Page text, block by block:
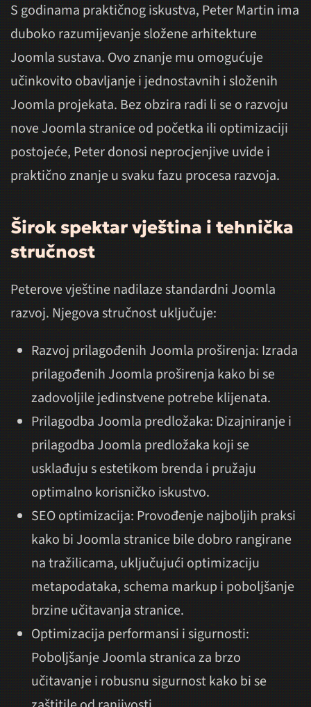
S godinama praktičnog iskustva, Peter Martin ima
duboko razumijevanje složene arhitekture
Joomla sustava. Ovo znanje mu omogućuje
učinkovito obavljanje i jednostavnih i složenih
Joomla projekata. Bez obzira radi li se o razvoju
nove Joomla stranice od početka ili optimizaciji
postojeće, Peter donosi neprocjenjive uvide i
praktično znanje u svaku fazu procesa razvoja.
Širok spektar vještina i tehnička
stručnost
Peterove vještine nadilaze standardni Joomla
razvoj. Njegova stručnost uključuje:
Razvoj prilagođenih Joomla proširenja: Izrada
prilagođenih Joomla proširenja kako bi se
zadovoljile jedinstvene potrebe klijenata.
Prilagodba Joomla predložaka: Dizajniranje i
prilagodba Joomla predložaka koji se
usklađuju s estetikom brenda i pružaju
optimalno korisničko iskustvo.
SEO optimizacija: Provođenje najboljih praksi
kako bi Joomla stranice bile dobro rangirane
na tražilicama, uključujući optimizaciju
metapodataka, schema markup i poboljšanje
brzine učitavanja stranice.
Optimizacija performansi i sigurnosti:
Poboljšanje Joomla stranica za brzo
učitavanje i robusnu sigurnost kako bi se